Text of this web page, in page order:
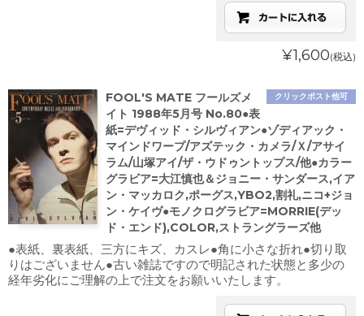
¥1,600(税込)
クリックポスト他可
FOOL'S MATE フールズメ
イト 1988年5月号 No.80●表
紙=デヴィッド・シルヴィアン●ゾディアック・
マインドワープ/アズテック・カメラ/Ｘ/アサイ
ラム/山塚アイ/ザ・ウドゥントップス/他●カラー
グラビア=大江慎也＆ジョニー・サンダース,イア
ン・マッカロク,ポーグス,YBO2,割礼,ニコ+ジョ
ン・ケイヴ●モノクログラビア=MORRIE(デッ
ド・エンド),COLOR,ストラングラーズ他
●表紙、裏表紙、三方にキズ、カスレ●角に小さな折れ●切り取
りはございません●古い雑誌ですので明記された状態と多少の
経年劣化にご理解の上で注文をお願いいたします。